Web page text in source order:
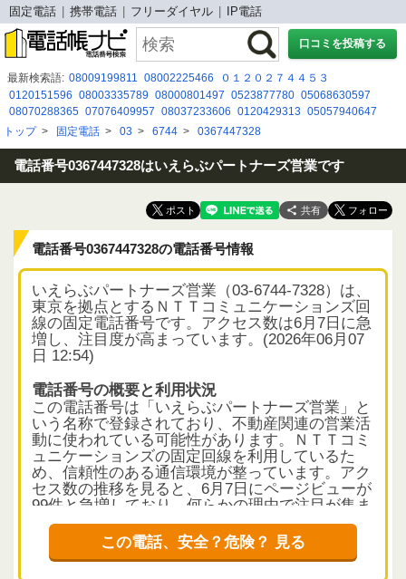
固定電話 携帯電話 フリーダイヤル IP電話
口コミを投稿する
最新検索語: 08009199811 08002225466
０１２０２７４４５３
0120151596 08003335789 08000801497 0523877780 05068630597
08070288365 07076409957 08037233606 0120429313 05057940647
0120994451 08008054431 080 8047 9298 070-2642-5619
08002002023 0120127026 0120959903 090-4145-8614 0115552510
03 6842 3455 0368249464
トップ> 固定電話 > 03 > 6744 > 0367447328
電話番号0367447328はいえらぶパートナーズ営業です
共有
電話番号0367447328の電話番号情報
いえらぶパートナーズ営業（03-6744-7328）は、
東京を拠点とするＮＴＴコミュニケーションズ回
線の固定電話番号です。アクセス数は6月7日に急
増し、注目度が高まっています。(2026年06月07
日 12:54)
電話番号の概要と利用状況
この電話番号は「いえらぶパートナーズ営業」と
いう名称で登録されており、不動産関連の営業活
動に使われている可能性があります。ＮＴＴコミ
ュニケーションズの固定回線を利用しているた
め、信頼性のある通信環境が整っています。アク
セス数の推移を見ると、6月7日にページビューが
99件と急増しており、何らかの理由で注目が集ま
っている状況です。
クチコミと評価について
この電話、安全？危険？ 見る